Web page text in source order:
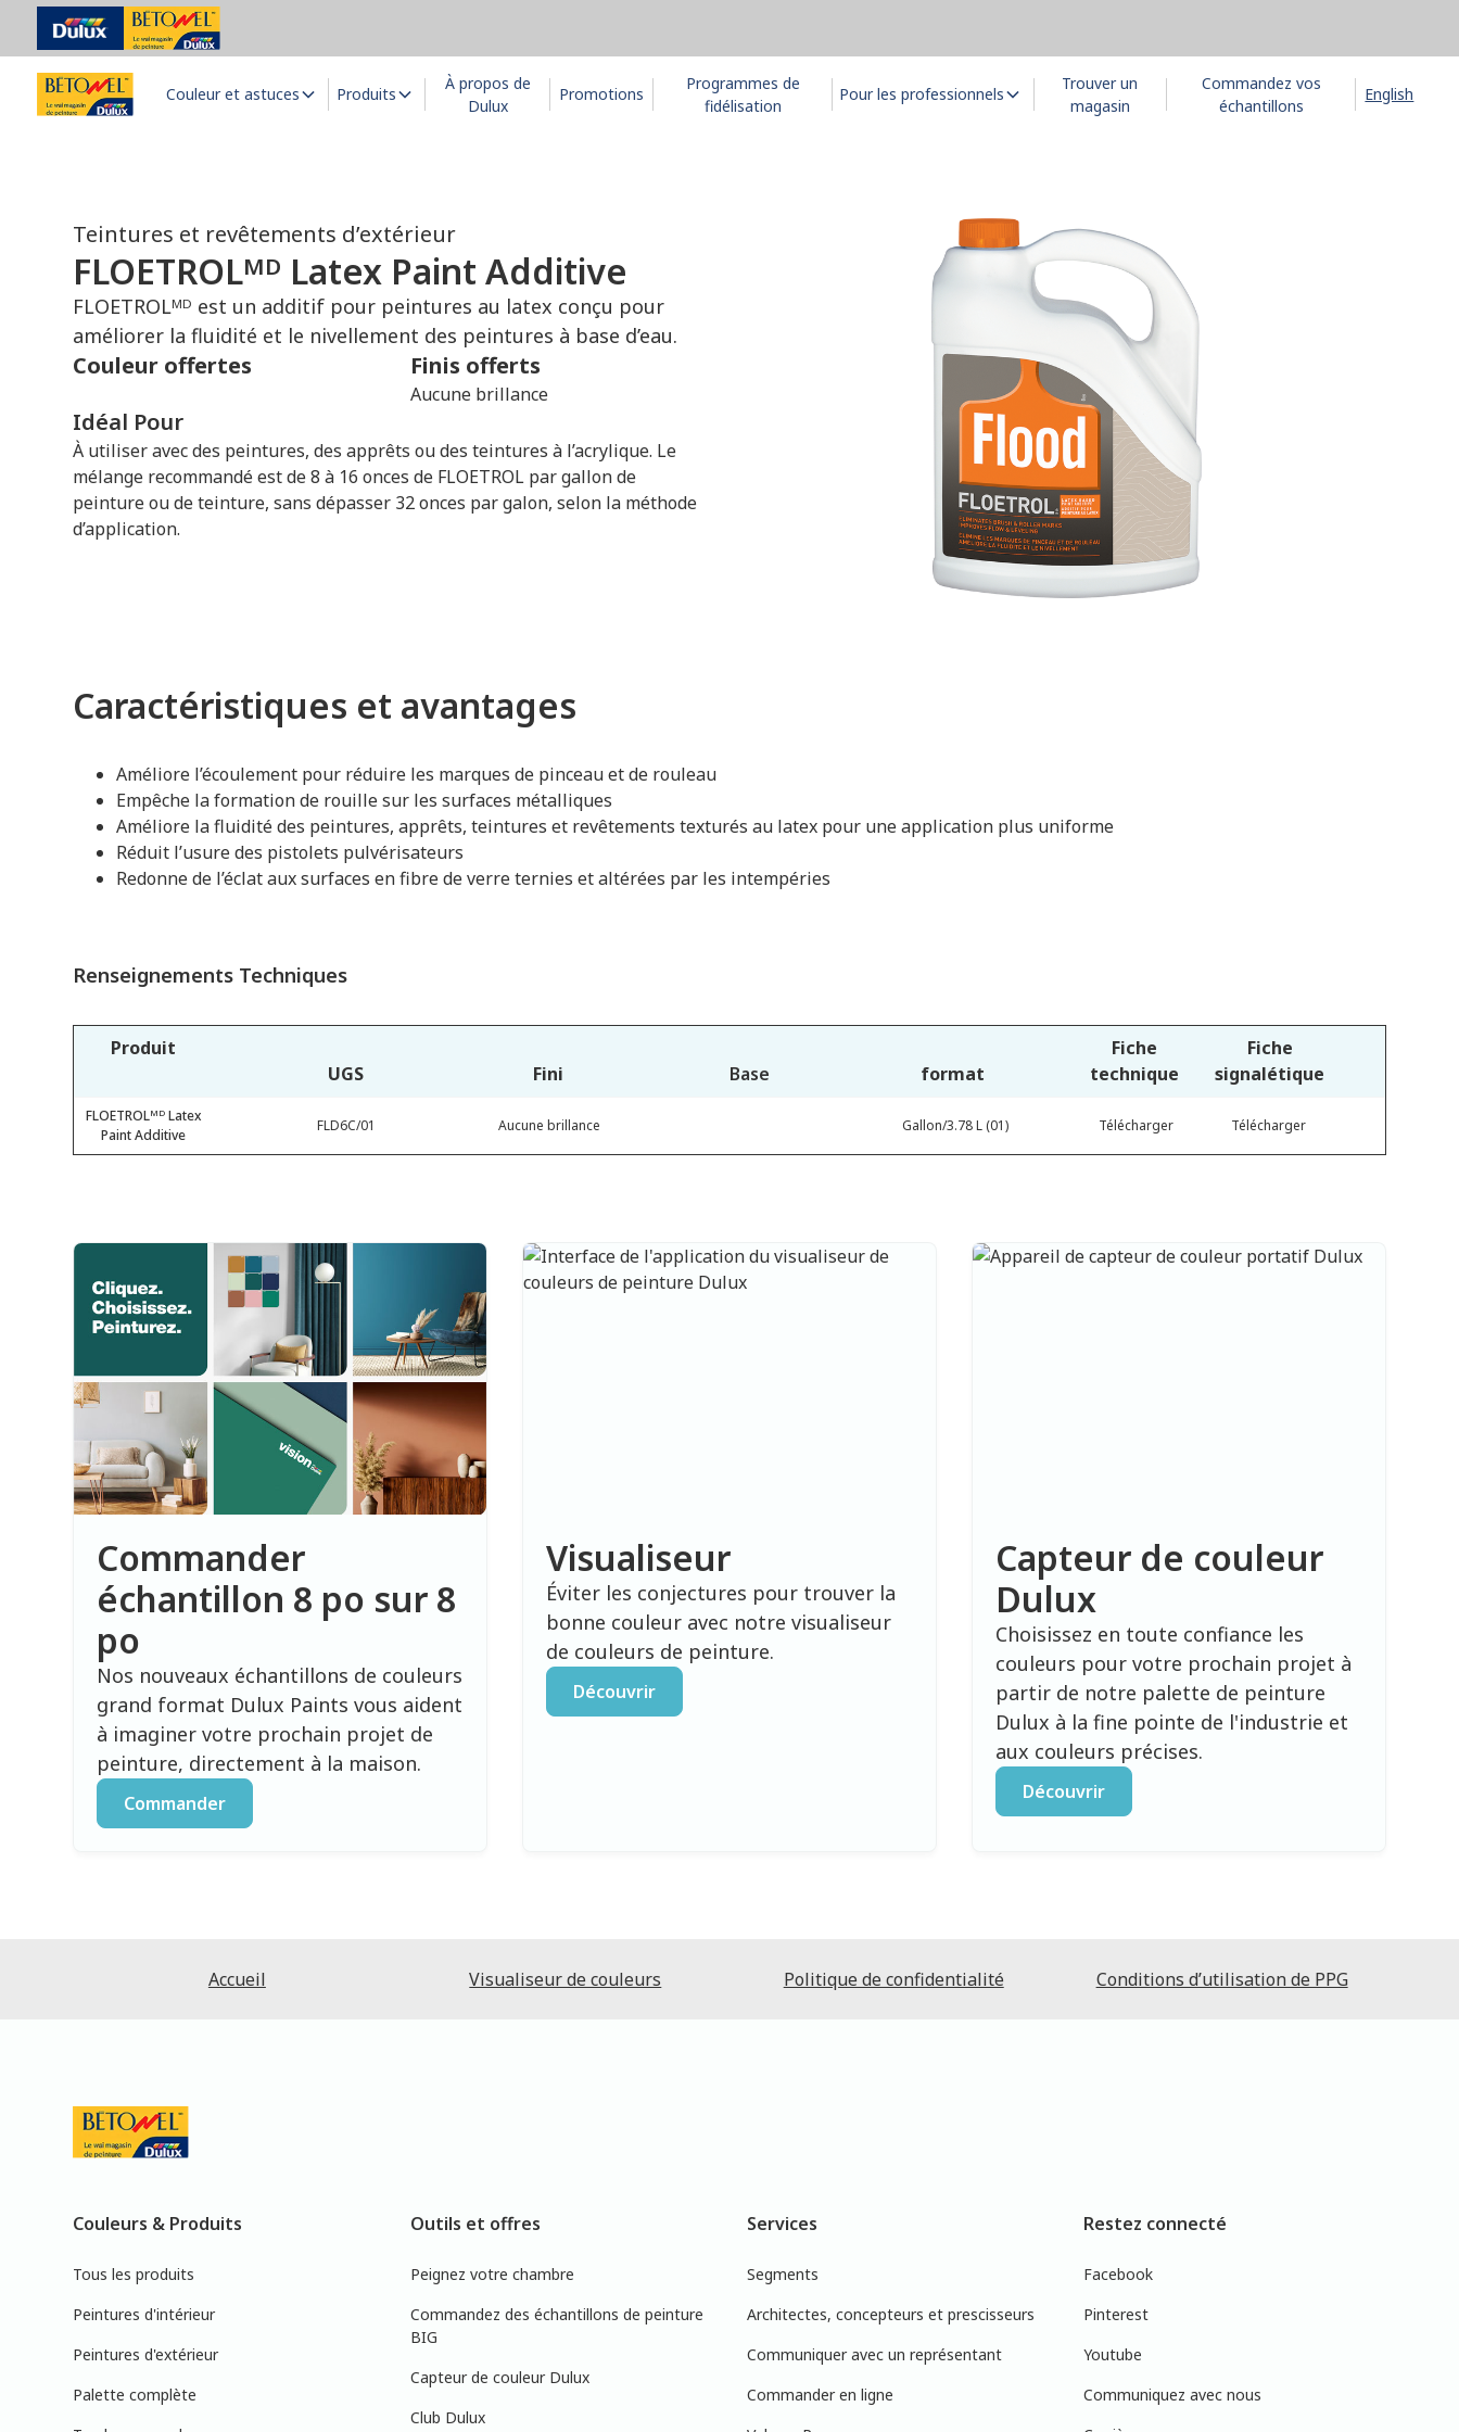
Couleur et astuces Produits
À propos de
Dulux
Promotions
Programmes de
fidélisation
Pour les professionnels
Trouver un
magasin
Commandez vos
échantillons
English
Teintures et revêtements d’extérieur
FLOETROLᴹᴰ Latex Paint Additive
FLOETROLᴹᴰ est un additif pour peintures au latex conçu pour
améliorer la fluidité et le nivellement des peintures à base d’eau.
Couleur offertes Finis offerts
Aucune brillance
Idéal Pour
À utiliser avec des peintures, des apprêts ou des teintures à l’acrylique. Le
mélange recommandé est de 8 à 16 onces de FLOETROL par gallon de
peinture ou de teinture, sans dépasser 32 onces par galon, selon la méthode
d’application.
Caractéristiques et avantages
Améliore l’écoulement pour réduire les marques de pinceau et de rouleau
Empêche la formation de rouille sur les surfaces métalliques
Améliore la fluidité des peintures, apprêts, teintures et revêtements texturés au latex pour une application plus uniforme
Réduit l’usure des pistolets pulvérisateurs
Redonne de l’éclat aux surfaces en fibre de verre ternies et altérées par les intempéries
Renseignements Techniques
Produit
UGS
Fini Base format
Fiche
technique
Fiche
signalétique
FLOETROLᴹᴰ Latex
Paint Additive
FLD6C/01 Aucune brillance Gallon/3.78 L (01) Télécharger Télécharger
Commander
échantillon 8 po sur 8
po
Nos nouveaux échantillons de couleurs
grand format Dulux Paints vous aident
à imaginer votre prochain projet de
peinture, directement à la maison.
Commander
Visualiseur
Éviter les conjectures pour trouver la
bonne couleur avec notre visualiseur
de couleurs de peinture.
Découvrir
Capteur de couleur
Dulux
Choisissez en toute confiance les
couleurs pour votre prochain projet à
partir de notre palette de peinture
Dulux à la fine pointe de l'industrie et
aux couleurs précises.
Découvrir
Accueil Visualiseur de couleurs Politique de confidentialité Conditions d’utilisation de PPG
Couleurs & Produits
Tous les produits
Peintures d'intérieur
Peintures d'extérieur
Palette complète
Outils et offres
Peignez votre chambre
Commandez des échantillons de peinture
BIG
Capteur de couleur Dulux
Club Dulux
Services
Segments
Architectes, concepteurs et prescisseurs
Communiquer avec un représentant
Commander en ligne
Restez connecté
Facebook
Pinterest
Youtube
Communiquez avec nous